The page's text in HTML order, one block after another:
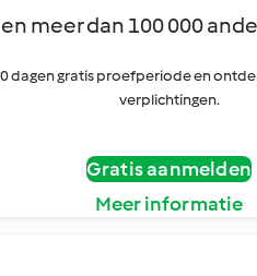
meer dan 100 000
dagen gratis proefperiode en
verplichtingen.
Gratis aanmelden
Meer informatie